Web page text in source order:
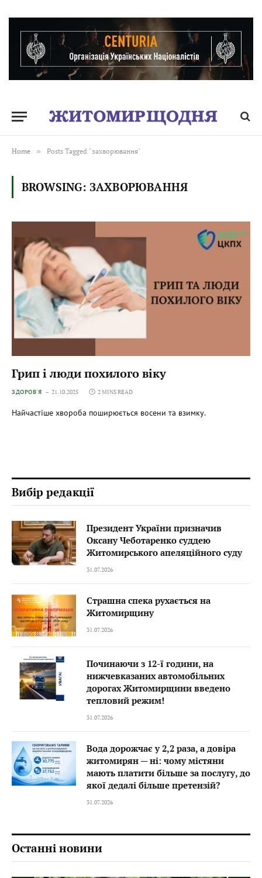
Home » Posts Tagged "захворювання"
BROWSING: ЗАХВОРЮВАННЯ
Грип і люди похилого віку
ЗДОРОВ'Я 21.10.2025 2 MINS READ
Найчастіше хвороба поширюється восени та взимку.
Вибір редакції
Президент України призначив
Оксану Чеботаренко суддею
Житомирського апеляційного суду
31.07.2026
Страшна спека рухається на
Житомирщину
31.07.2026
Починаючи з 12-ї години, на
нижчевказаних автомобільних
дорогах Житомирщини введено
тепловий режим!
31.07.2026
Вода дорожчає у 2,2 раза, а довіра
житомирян — ні: чому містяни
мають платити більше за послугу, до
якої дедалі більше претензій?
31.07.2026
Останні новини